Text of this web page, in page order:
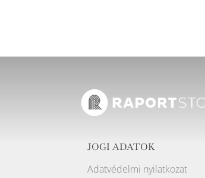
JOGI ADATOK
Adatvédelmi nyilatkozat